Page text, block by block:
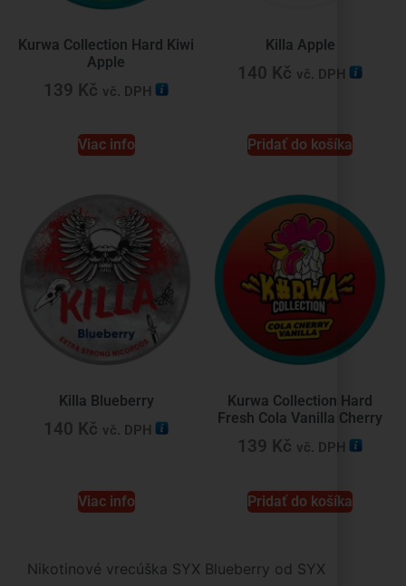
Kurwa Collection Hard Kiwi
Apple
139 Kč vč. DPH
Viac info
Killa Apple
140 Kč vč. DPH
Pridať do košíka
Killa Blueberry
140 Kč vč. DPH
Viac info
Kurwa Collection Hard
Fresh Cola Vanilla Cherry
139 Kč vč. DPH
Pridať do košíka
Nikotinové vrecúška SYX Blueberry od SYX